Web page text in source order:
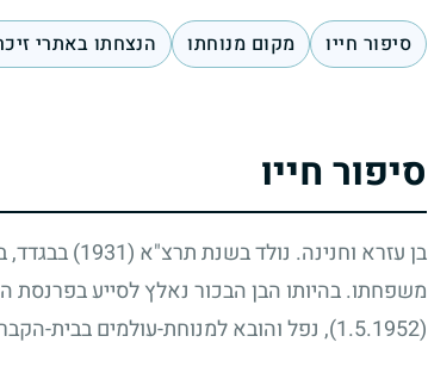
סיפור חייו מקום מנוחתו הנצחתו באתרי
סיפור חייו
בן עזרא וחנינה. נולד בשנת תרצ"א (1931)
בבגדד,
משפחתו. בהיותו הבן הבכור נאלץ לסייע בפרנסת
(1.5.1952)
, נפל והובא למנוחת-עולמים בבית-